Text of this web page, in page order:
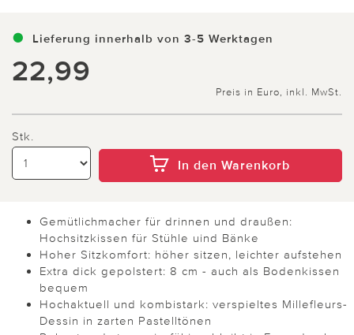
Lieferung innerhalb von 3-5 Werktagen
22,99
Preis in Euro, inkl. MwSt.
Stk.
In den Warenkorb
Gemütlichmacher für drinnen und draußen:
Hochsitzkissen für Stühle uind Bänke
Hoher Sitzkomfort: höher sitzen, leichter aufstehen
Extra dick gepolstert: 8 cm - auch als Bodenkissen
bequem
Hochaktuell und kombistark: verspieltes Millefleurs-
Dessin in zarten Pastelltönen